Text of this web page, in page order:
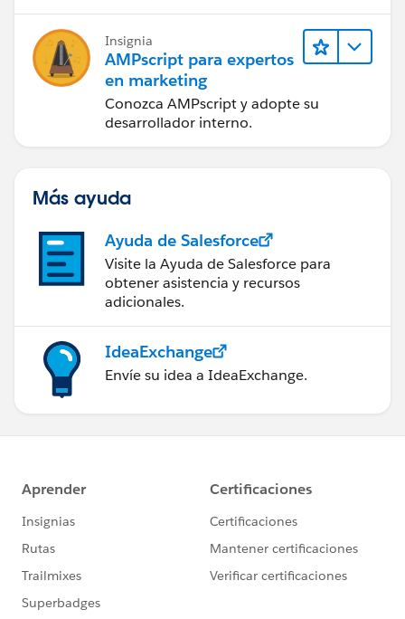
Insignia
AMPscript para expertos
en marketing
Conozca AMPscript y adopte su
desarrollador interno.
Más ayuda
Ayuda de Salesforce
Visite la Ayuda de Salesforce para
obtener asistencia y recursos
adicionales.
IdeaExchange
Envíe su idea a IdeaExchange.